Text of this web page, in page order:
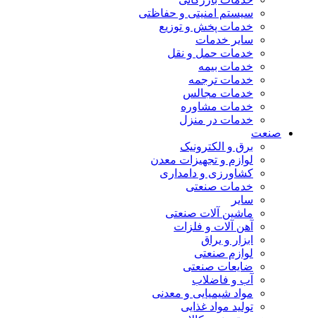
سیستم امنیتی و حفاظتی
خدمات پخش و توزیع
سایر خدمات
خدمات حمل و نقل
خدمات بیمه
خدمات ترجمه
خدمات مجالس
خدمات مشاوره
خدمات در منزل
صنعت
برق و الکترونیک
لوازم و تجهیزات معدن
کشاورزی و دامداری
خدمات صنعتی
سایر
ماشین آلات صنعتی
آهن آلات و فلزات
ابزار و یراق
لوازم صنعتی
ضایعات صنعتی
آب و فاضلاب
مواد شیمیایی و معدنی
تولید مواد غذایی